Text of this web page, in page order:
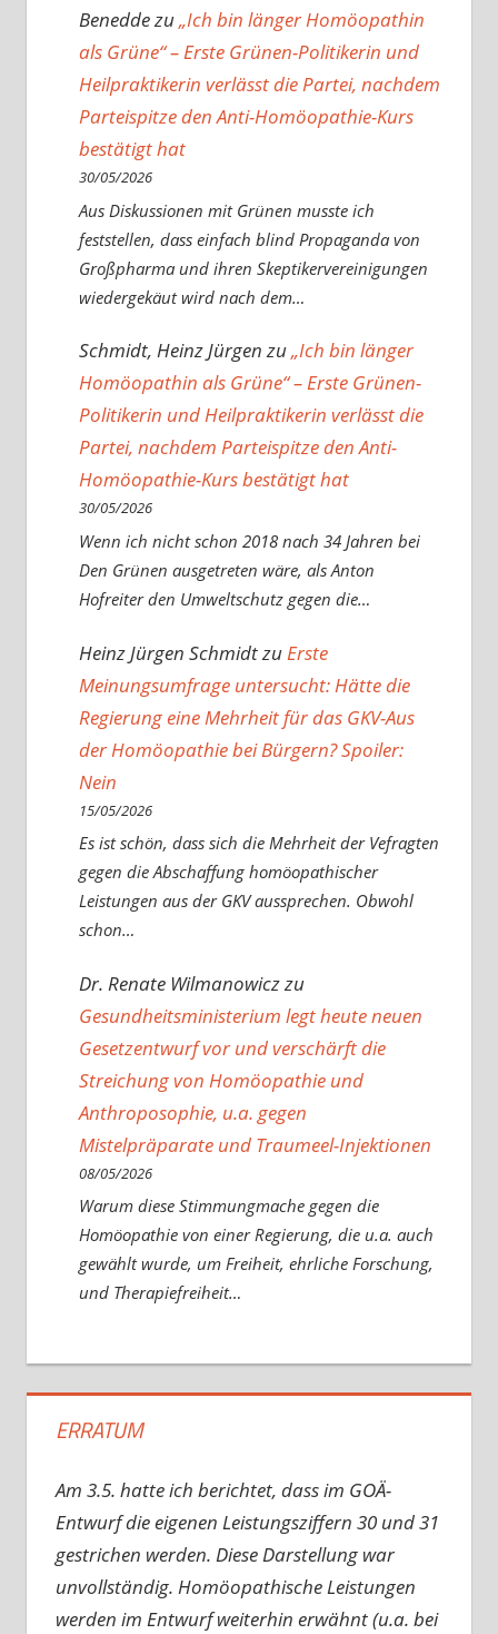
Beneddezu„Ich bin länger Homöopathin
als Grüne“ – Erste Grünen-Politikerin und
Heilpraktikerin verlässt die Partei, nachdem
Parteispitze den Anti-Homöopathie-Kurs
bestätigt hat
30/05/2026
Aus Diskussionen mit Grünen musste ich
feststellen, dass einfach blind Propaganda von
Großpharma und ihren Skeptikervereinigungen
wiedergekäut wird nach dem…
Schmidt, Heinz Jürgenzu„Ich bin länger
Homöopathin als Grüne“ – Erste Grünen-
Politikerin und Heilpraktikerin verlässt die
Partei, nachdem Parteispitze den Anti-
Homöopathie-Kurs bestätigt hat
30/05/2026
Wenn ich nicht schon 2018 nach 34 Jahren bei
Den Grünen ausgetreten wäre, als Anton
Hofreiter den Umweltschutz gegen die…
Heinz Jürgen Schmidtzu Erste
Meinungsumfrage untersucht: Hätte die
Regierung eine Mehrheit für das GKV-Aus
der Homöopathie bei Bürgern? Spoiler:
Nein
15/05/2026
Es ist schön, dass sich die Mehrheit der Vefragten
gegen die Abschaffung homöopathischer
Leistungen aus der GKV aussprechen. Obwohl
schon…
Dr. Renate Wilmanowiczzu
Gesundheitsministerium legt heute neuen
Gesetzentwurf vor und verschärft die
Streichung von Homöopathie und
Anthroposophie, u.a. gegen
Mistelpräparate und Traumeel-Injektionen
08/05/2026
Warum diese Stimmungmache gegen die
Homöopathie von einer Regierung, die u.a. auch
gewählt wurde, um Freiheit, ehrliche Forschung,
und Therapiefreiheit…
ERRATUM
Am 3.5. hatte ich berichtet, dass im GOÄ-
Entwurf die eigenen Leistungsziffern 30 und 31
gestrichen werden. Diese Darstellung war
unvollständig. Homöopathische Leistungen
werden im Entwurf weiterhin erwähnt (u.a. bei